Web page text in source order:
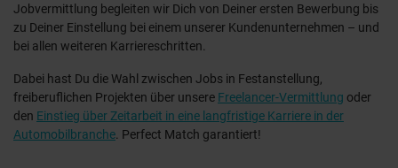
Jobvermittlung begleiten wir Dich von Deiner ersten Bewerbung bis
zu Deiner Einstellung bei einem unserer Kundenunternehmen – und
bei allen weiteren Karriereschritten.
Dabei hast Du die Wahl zwischen Jobs in Festanstellung,
freiberuflichen Projekten über unsere Freelancer-Vermittlung oder
den Einstieg über Zeitarbeit in eine langfristige Karriere in der
Automobilbranche . Perfect Match garantiert!